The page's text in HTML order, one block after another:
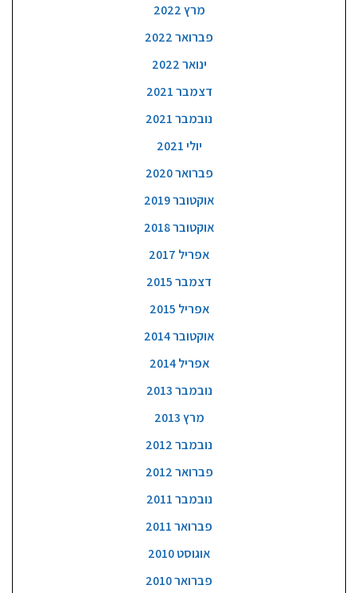
מרץ 2022
פברואר 2022
ינואר 2022
דצמבר 2021
נובמבר 2021
יולי 2021
פברואר 2020
אוקטובר 2019
אוקטובר 2018
אפריל 2017
דצמבר 2015
אפריל 2015
אוקטובר 2014
אפריל 2014
נובמבר 2013
מרץ 2013
נובמבר 2012
פברואר 2012
נובמבר 2011
פברואר 2011
אוגוסט 2010
פברואר 2010